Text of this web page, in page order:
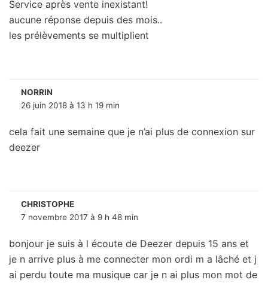
Service après vente inexistant!
aucune réponse depuis des mois..
les prélèvements se multiplient
NORRIN
26 juin 2018 à 13 h 19 min
cela fait une semaine que je n’ai plus de connexion sur
deezer
CHRISTOPHE
7 novembre 2017 à 9 h 48 min
bonjour je suis à l écoute de Deezer depuis 15 ans et
je n arrive plus à me connecter mon ordi m a lâché et j
ai perdu toute ma musique car je n ai plus mon mot de